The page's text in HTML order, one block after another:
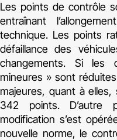
Les points de contrôle
entraînant
technique. Les points
défaillance des
changements. Si les
mineures » sont
majeures, quant à
342 points. D’autre
modification s’est
nouvelle norme, le